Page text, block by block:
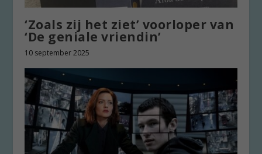
‘Zoals zij het ziet’ voorloper van
‘De geniale vriendin’
10 september 2025